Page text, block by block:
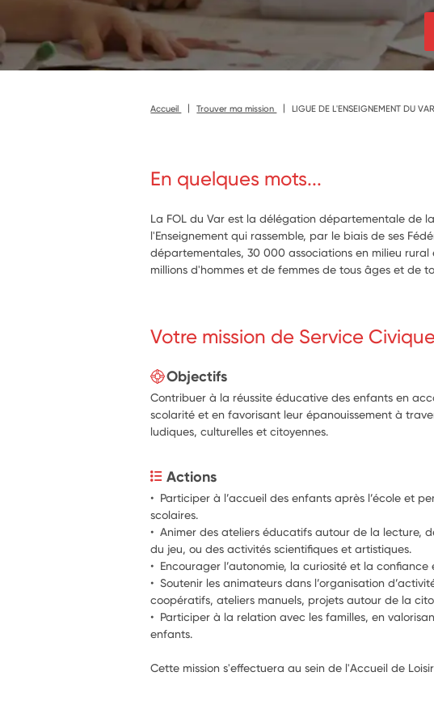
Accueil Trouver ma mission LIGUE DE L'ENSEIGNEMENT DU
En quelques mots...
La FOL du Var est la délégation départementale de
l'Enseignement qui rassemble, par le biais de ses
départementales, 30 000 associations en milieu rural
millions d'hommes et de femmes de tous âges et de
Votre mission de Service
Objectifs
Contribuer à la réussite éducative des enfants en
scolarité et en favorisant leur épanouissement à
ludiques, culturelles et citoyennes.
Actions
•  Participer à l’accueil des enfants après l’école et
scolaires.
•  Animer des ateliers éducatifs autour de la lecture,
du jeu, ou des activités scientifiques et artistiques.
•  Encourager l’autonomie, la curiosité et la
•  Soutenir les animateurs dans l’organisation
coopératifs, ateliers manuels, projets autour de la
•  Participer à la relation avec les familles, en
enfants.
Cette mission s'effectuera au sein de l'Accueil de